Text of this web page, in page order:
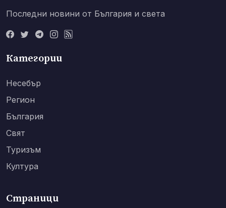
Последни новини от България и света
Категории
Несебър
Регион
България
Свят
Туризъм
Култура
Страници